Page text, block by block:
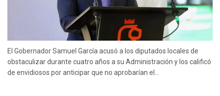
El Gobernador Samuel García acusó a los diputados locales de
obstaculizar durante cuatro años a su Administración y los calificó
de envidiosos por anticipar que no aprobarían el...